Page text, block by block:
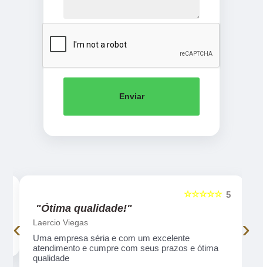
Enviar
5
☆☆☆☆☆
"Ótima qualidade!"
Laercio Viegas
Uma empresa séria e com um excelente
atendimento e cumpre com seus prazos e ótima
qualidade
‹ ›